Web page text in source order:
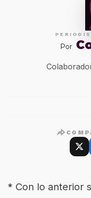
Por
* Con lo anterior